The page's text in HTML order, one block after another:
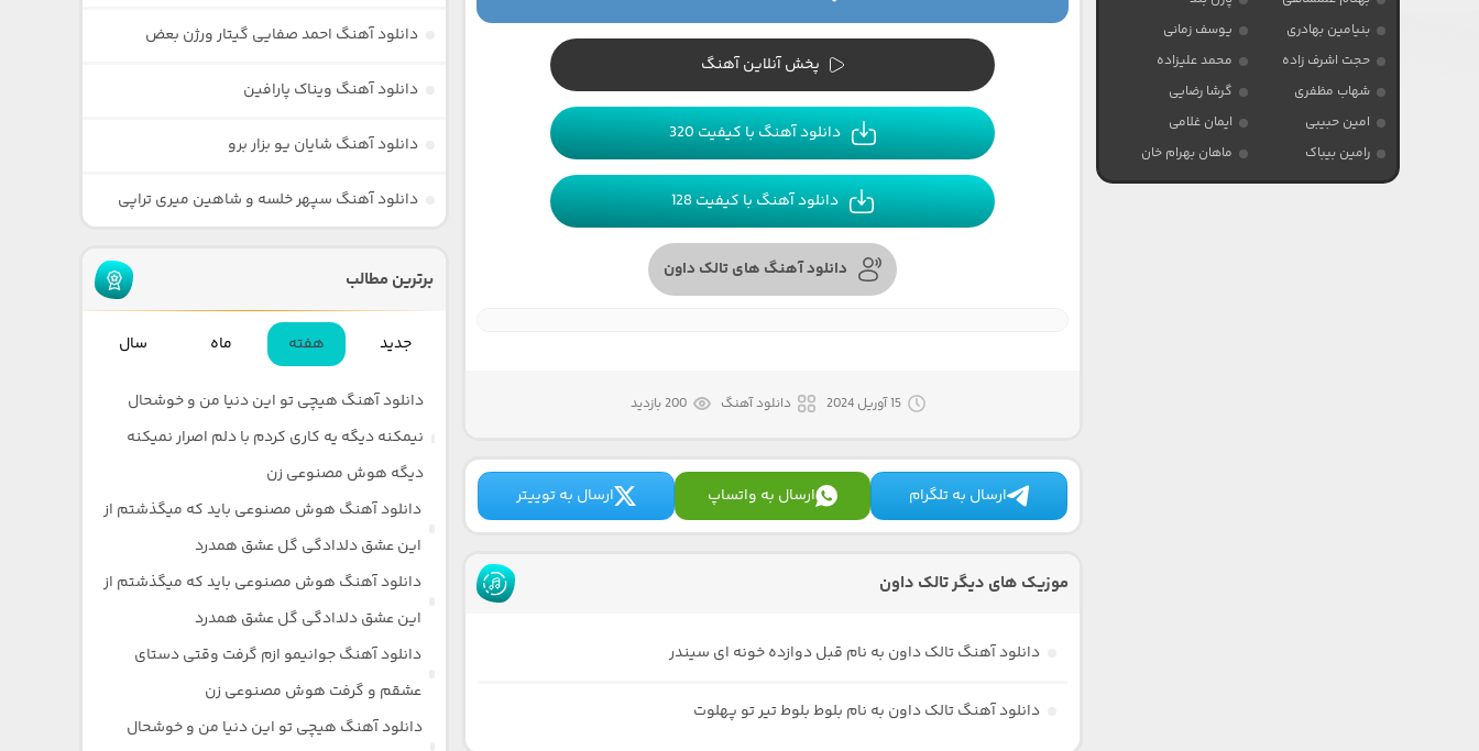
پخش آنلاین آهنگ
دانلود آهنگ با کیفیت 320
دانلود آهنگ با کیفیت 128
دانلود آهنگ های تالک داون
15 آوریل 2024 دانلود آهنگ 200 بازدید
ارسال به تلگرام ارسال به واتساپ ارسال به توییتر
موزیک های دیگر تالک داون
دانلود آهنگ تالک داون به نام قبل دوازده خونه ای سیندر
دانلود آهنگ تالک داون به نام بلوط بلوط تیر تو پهلوت
بنیامین بهادری
یوسف زمانی
حجت اشرف زاده
محمد علیزاده
شهاب مظفری
گرشا رضایی
امین حبیبی
ایمان غلامی
رامین بیباک
ماهان بهرام خان
دانلود آهنگ احمد صفایی گیتار ورژن بعض
دانلود آهنگ ویناک پارافین
دانلود آهنگ شایان یو بزار برو
دانلود آهنگ سپهر خلسه و شاهین میری تراپی
برترین مطالب
جدید هفته ماه سال
دانلود آهنگ هیچی تو این دنیا من و خوشحال
نیمکنه دیگه یه کاری کردم با دلم اصرار نمیکنه
دیگه هوش مصنوعی زن
دانلود آهنگ هوش مصنوعی باید که میگذشتم از
این عشق دلدادگی گل عشق همدرد
دانلود آهنگ هوش مصنوعی باید که میگذشتم از
این عشق دلدادگی گل عشق همدرد
دانلود آهنگ جوانیمو ازم گرفت وقتی دستای
عشقم و گرفت هوش مصنوعی زن
دانلود آهنگ هیچی تو این دنیا من و خوشحال